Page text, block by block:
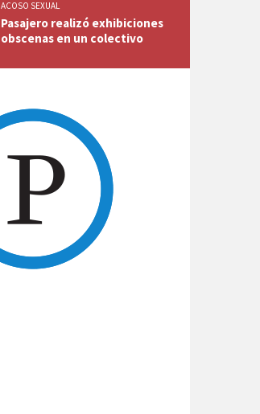
ACOSO SEXUAL
Pasajero realizó exhibiciones
obscenas en un colectivo